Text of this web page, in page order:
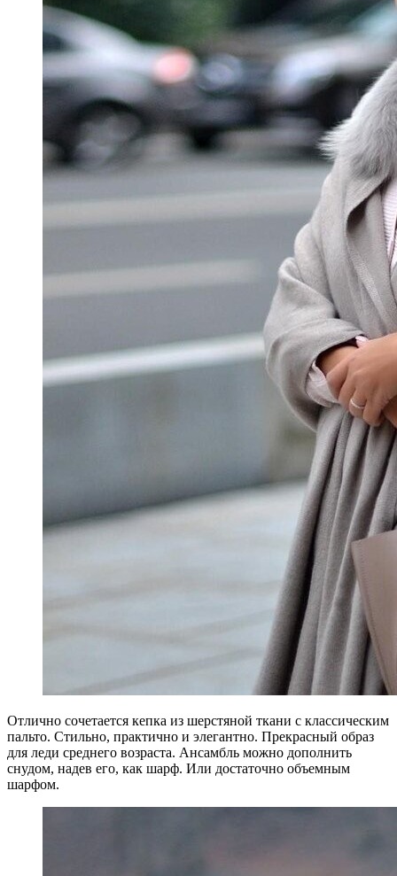
Отлично сочетается кепка из шерстяной ткани с классическим
пальто. Стильно, практично и элегантно. Прекрасный образ
для леди среднего возраста. Ансамбль можно дополнить
снудом, надев его, как шарф. Или достаточно объемным
шарфом.